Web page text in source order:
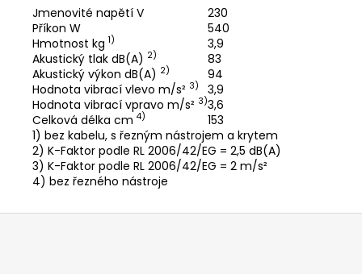
Jmenovité napětí V
230
Příkon W
540
Hmotnost kg 1)
3,9
Akustický tlak dB(A) 2)
83
Akustický výkon dB(A) 2)
94
Hodnota vibrací vlevo m/s² 3)
3,9
Hodnota vibrací vpravo m/s² 3)3,6
Celková délka cm 4)
153
1) bez kabelu, s řezným nástrojem a krytem
2) K-Faktor podle RL 2006/42/EG = 2,5 dB(A)
3) K-Faktor podle RL 2006/42/EG = 2 m/s²
4) bez řezného nástroje
990
Kč
Z